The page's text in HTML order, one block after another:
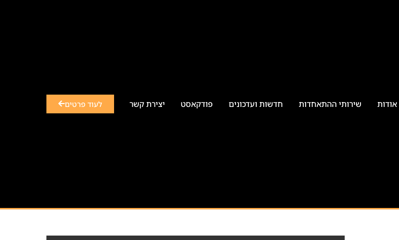
אודות שירותי ההתאחדות חדשות ועדכונים פודקאסט יצירת קשר לעוד פרטים